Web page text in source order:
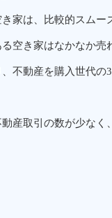
家は、比較的スム
空き家はなかなか売
不動産を購入世代
産取引の数が少な